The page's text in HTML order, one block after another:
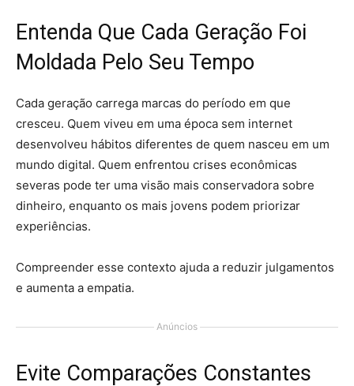
Entenda Que Cada Geração Foi
Moldada Pelo Seu Tempo
Cada geração carrega marcas do período em que
cresceu. Quem viveu em uma época sem internet
desenvolveu hábitos diferentes de quem nasceu em um
mundo digital. Quem enfrentou crises econômicas
severas pode ter uma visão mais conservadora sobre
dinheiro, enquanto os mais jovens podem priorizar
experiências.
Compreender esse contexto ajuda a reduzir julgamentos
e aumenta a empatia.
Anúncios
Evite Comparações Constantes